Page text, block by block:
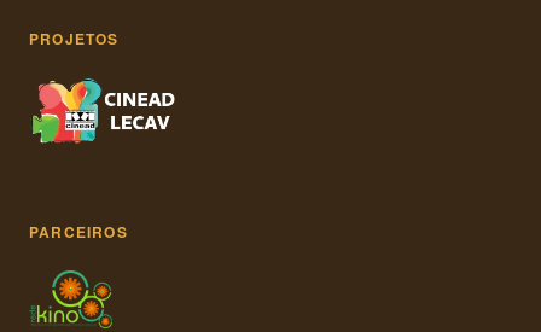
PROJETOS
PARCEIROS